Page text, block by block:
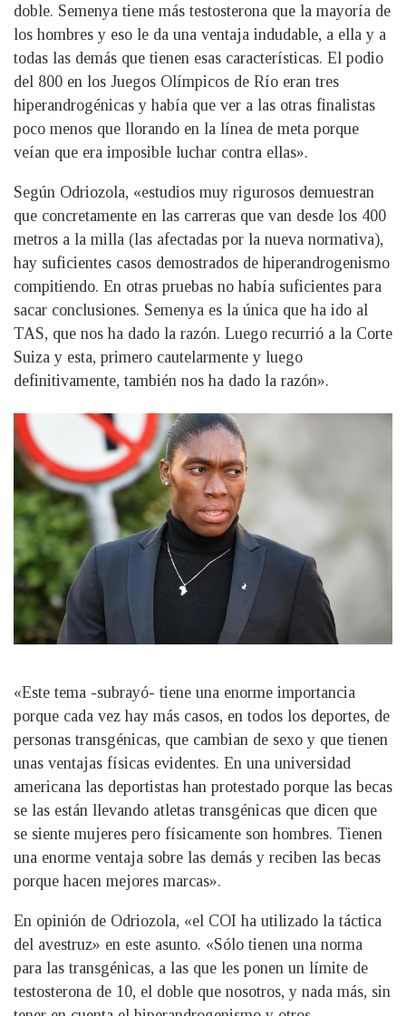
doble. Semenya tiene más testosterona que la mayoría de
los hombres y eso le da una ventaja indudable, a ella y a
todas las demás que tienen esas características. El podio
del 800 en los Juegos Olímpicos de Río eran tres
hiperandrogénicas y había que ver a las otras finalistas
poco menos que llorando en la línea de meta porque
veían que era imposible luchar contra ellas».
Según Odriozola, «estudios muy rigurosos demuestran
que concretamente en las carreras que van desde los 400
metros a la milla (las afectadas por la nueva normativa),
hay suficientes casos demostrados de hiperandrogenismo
compitiendo. En otras pruebas no había suficientes para
sacar conclusiones. Semenya es la única que ha ido al
TAS, que nos ha dado la razón. Luego recurrió a la Corte
Suiza y esta, primero cautelarmente y luego
definitivamente, también nos ha dado la razón».
«Este tema -subrayó- tiene una enorme importancia
porque cada vez hay más casos, en todos los deportes, de
personas transgénicas, que cambian de sexo y que tienen
unas ventajas físicas evidentes. En una universidad
americana las deportistas han protestado porque las becas
se las están llevando atletas transgénicas que dicen que
se siente mujeres pero físicamente son hombres. Tienen
una enorme ventaja sobre las demás y reciben las becas
porque hacen mejores marcas».
En opinión de Odriozola, «el COI ha utilizado la táctica
del avestruz» en este asunto. «Sólo tienen una norma
para las transgénicas, a las que les ponen un límite de
testosterona de 10, el doble que nosotros, y nada más, sin